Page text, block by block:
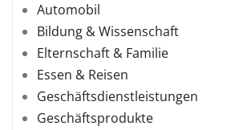
Automobil
Bildung & Wissenschaft
Elternschaft & Familie
Essen & Reisen
Geschäftsdienstleistungen
Geschäftsprodukte